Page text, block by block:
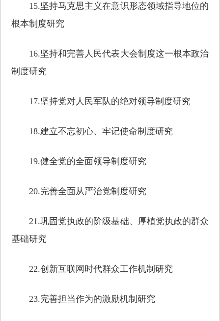
15.坚持马克思主义在意识形态领域指导地位的
根本制度研究
16.坚持和完善人民代表大会制度这一根本政治
制度研究
17.坚持党对人民军队的绝对领导制度研究
18.建立不忘初心、牢记使命制度研究
19.健全党的全面领导制度研究
20.完善全面从严治党制度研究
21.巩固党执政的阶级基础、厚植党执政的群众
基础研究
22.创新互联网时代群众工作机制研究
23.完善担当作为的激励机制研究